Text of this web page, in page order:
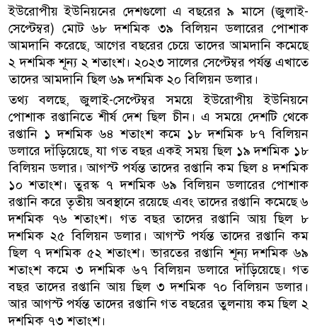
ইউরোপীয় ইউনিয়নের দেশগুলো এ বছরের ৯ মাসে (জুলাই-
সেপ্টেম্বর) মোট ৬৮ দশমিক ৩৯ বিলিয়ন ডলারের পোশাক
আমদানি করেছে, আগের বছরের চেয়ে তাদের আমদানি কমেছে
২ দশমিক শূন্য ২ শতাংশ। ২০২৩ সালের সেপ্টেম্বর পর্যন্ত এখাতে
তাদের আমদানি ছিল ৬৯ দশমিক ২০ বিলিয়ন ডলার।
তথ্য বলছে, জুলাই-সেপ্টেম্বর সময়ে ইউরোপীয় ইউনিয়নে
পোশাক রপ্তানিতে শীর্ষ দেশ ছিল চীন। এ সময়ে দেশটি থেকে
রপ্তানি ১ দশমিক ৬৪ শতাংশ কমে ১৮ দশমিক ৮৭ বিলিয়ন
ডলারে দাঁড়িয়েছে, যা গত বছর একই সময় ছিল ১৯ দশমিক ১৮
বিলিয়ন ডলার। আগস্ট পর্যন্ত তাদের রপ্তানি কম ছিল ৪ দশমিক
১০ শতাংশ। তুরস্ক ৭ দশমিক ৬৯ বিলিয়ন ডলারের পোশাক
রপ্তানি করে তৃতীয় অবস্থানে রয়েছে এবং তাদের রপ্তানি কমেছে ৬
দশমিক ৭৬ শতাংশ। গত বছর তাদের রপ্তানি আয় ছিল ৮
দশমিক ২৫ বিলিয়ন ডলার। আগস্ট পর্যন্ত তাদের রপ্তানি কম
ছিল ৭ দশমিক ৫২ শতাংশ। ভারতের রপ্তানি শূন্য দশমিক ৬৯
শতাংশ কমে ৩ দশমিক ৬৭ বিলিয়ন ডলারে দাঁড়িয়েছে। গত
বছর তাদের রপ্তানি আয় ছিল ৩ দশমিক ৭০ বিলিয়ন ডলার।
আর আগস্ট পর্যন্ত তাদের রপ্তানি গত বছরের তুলনায় কম ছিল ২
দশমিক ৭৩ শতাংশ।